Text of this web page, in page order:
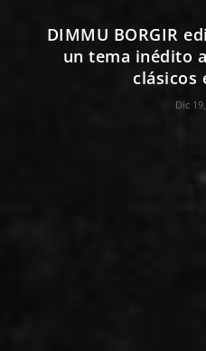
DIMMU BORGIR
un tema inédito
clásicos
Dic